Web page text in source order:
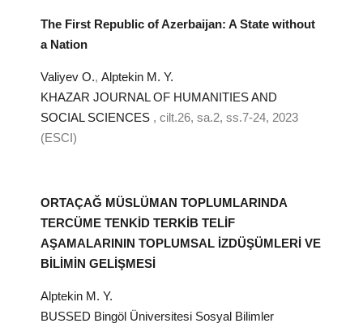
The First Republic of Azerbaijan: A State without
a Nation
Valiyev O., Alptekin M. Y.
KHAZAR JOURNAL OF HUMANITIES AND
SOCIAL SCIENCES , cilt.26, sa.2, ss.7-24, 2023
(ESCI)
ORTAÇAĞ MÜSLÜMAN TOPLUMLARINDA
TERCÜME TENKİD TERKİB TELİF
AŞAMALARININ TOPLUMSAL İZDÜŞÜMLERİ VE
BİLİMİN GELİŞMESİ
Alptekin M. Y.
BUSSED Bingöl Üniversitesi Sosyal Bilimler